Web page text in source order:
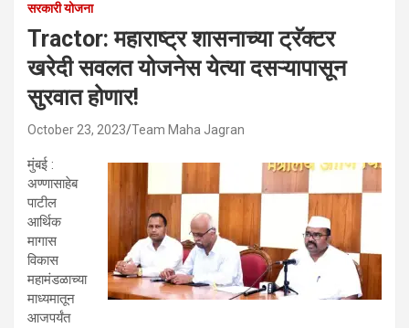
सरकारी योजना
Tractor: महाराष्ट्र शासनाच्या ट्रॅक्टर
खरेदी सवलत योजनेस येत्या दसऱ्यापासून
सुरवात होणार!
October 23, 2023 Team Maha Jagran
मुंबई :
अण्णासाहेब
पाटील
आर्थिक
मागास
विकास
महामंडळाच्या
माध्यमातून
आजपर्यंत